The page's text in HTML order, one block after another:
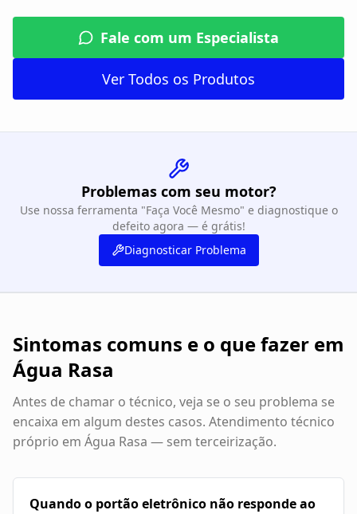
Fale com um Especialista
Ver Todos os Produtos
Problemas com seu motor?
Use nossa ferramenta "Faça Você Mesmo" e diagnostique o
defeito agora — é grátis!
Diagnosticar Problema
Sintomas comuns e o que fazer em
Água Rasa
Antes de chamar o técnico, veja se o seu problema se
encaixa em algum destes casos. Atendimento técnico
próprio em Água Rasa — sem terceirização.
Quando o portão eletrônico não responde ao